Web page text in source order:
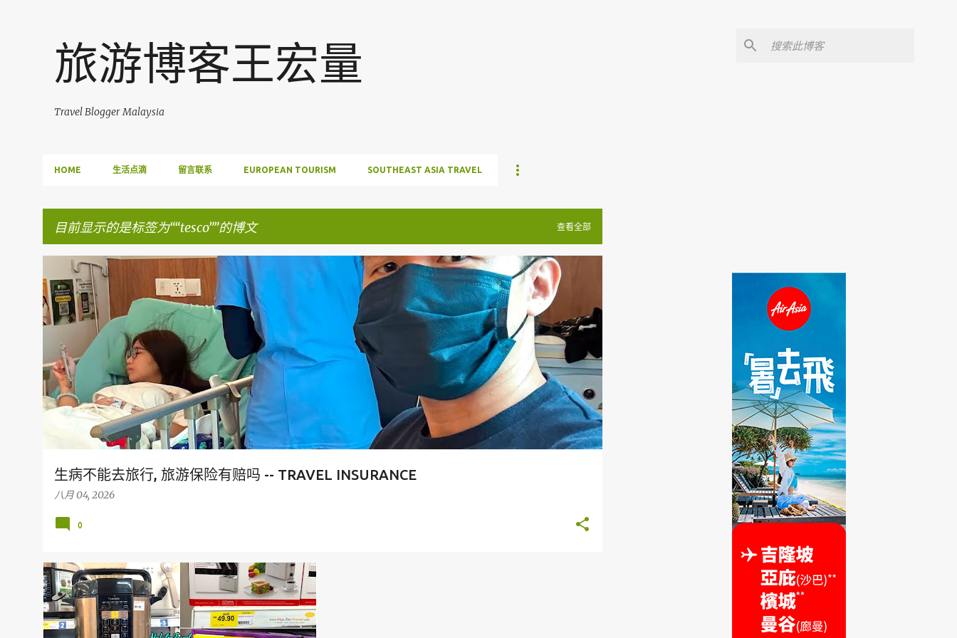
旅游博客王宏量
Travel Blogger Malaysia
HOME 生活点滴 留言联系 EUROPEAN TOURISM SOUTHEAST ASIA TRAVEL
目前显示的是标签为“ tesco ”的博文 查看全部
博
文
生病不能去旅行, 旅游保险有赔吗 -- TRAVEL INSURANCE
八月 04, 2026
FACEBOOK POST
0
TESCO